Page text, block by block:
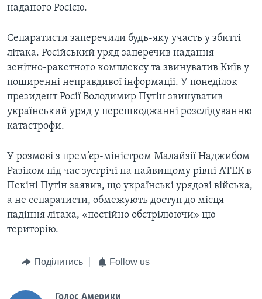
наданого Росією.
Сепаратисти заперечили будь-яку участь у збитті
літака. Російський уряд заперечив надання
зенітно-ракетного комплексу та звинуватив Київ у
поширенні неправдивої інформації. У понеділок
президент Росії Володимир Путін звинуватив
український уряд у перешкоджанні розслідуванню
катастрофи.
У розмові з прем’єр-міністром Малайзії Наджибом
Разіком під час зустрічі на найвищому рівні АТЕК в
Пекіні Путін заявив, що українські урядові війська,
а не сепаратисти, обмежують доступ до місця
падіння літака, «постійно обстрілюючи» цю
територію.
Поділитись Follow us